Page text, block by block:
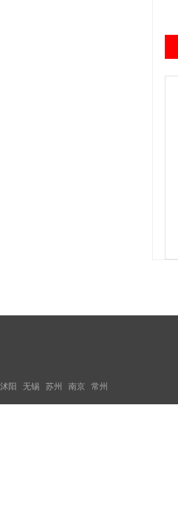
沭阳
无锡 苏州 南京 常州